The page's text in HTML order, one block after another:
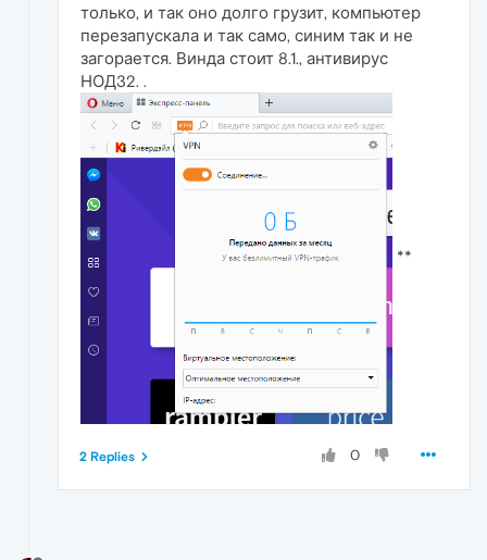
только, и так оно долго грузит, компьютер
перезапускала и так само, синим так и не
загорается. Винда стоит 8.1., антивирус
НОД32. .
**
0
2 Replies